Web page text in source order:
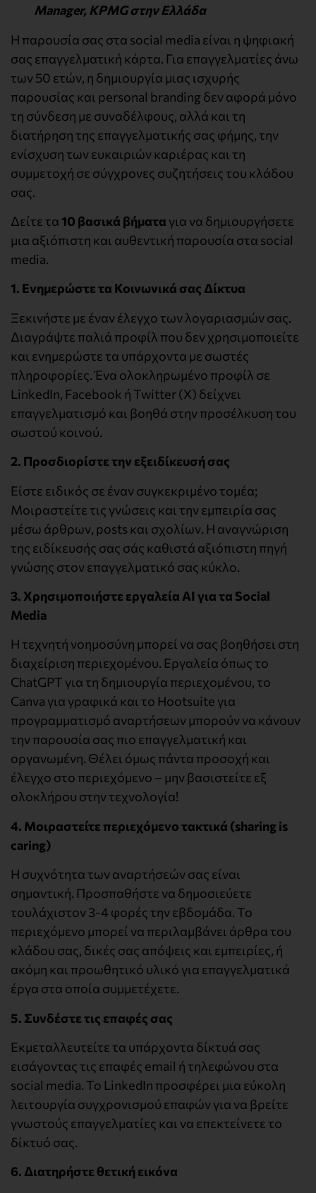
Manager, KPMG στην Ελλάδα
Η παρουσία σας στα social media είναι η ψηφιακή
σας επαγγελματική κάρτα. Για επαγγελματίες άνω
των 50 ετών, η δημιουργία μιας ισχυρής
παρουσίας και personal branding δεν αφορά μόνο
τη σύνδεση με συναδέλφους, αλλά και τη
διατήρηση της επαγγελματικής σας φήμης, την
ενίσχυση των ευκαιριών καριέρας και τη
συμμετοχή σε σύγχρονες συζητήσεις του κλάδου
σας.
Δείτε τα 10 βασικά βήματα για να δημιουργήσετε
μια αξιόπιστη και αυθεντική παρουσία στα social
media.
1. Ενημερώστε τα Κοινωνικά σας Δίκτυα
Ξεκινήστε με έναν έλεγχο των λογαριασμών σας.
Διαγράψτε παλιά προφίλ που δεν χρησιμοποιείτε
και ενημερώστε τα υπάρχοντα με σωστές
πληροφορίες. Ένα ολοκληρωμένο προφίλ σε
LinkedIn, Facebook ή Twitter (X) δείχνει
επαγγελματισμό και βοηθά στην προσέλκυση του
σωστού κοινού.
2. Προσδιορίστε την εξειδίκευσή σας
Είστε ειδικός σε έναν συγκεκριμένο τομέα;
Μοιραστείτε τις γνώσεις και την εμπειρία σας
μέσω άρθρων, posts και σχολίων. Η αναγνώριση
της ειδίκευσής σας σάς καθιστά αξιόπιστη πηγή
γνώσης στον επαγγελματικό σας κύκλο.
3. Χρησιμοποιήστε εργαλεία AI για τα Social
Media
Η τεχνητή νοημοσύνη μπορεί να σας βοηθήσει στη
διαχείριση περιεχομένου. Εργαλεία όπως το
ChatGPT για τη δημιουργία περιεχομένου, το
Canva για γραφικά και το Hootsuite για
προγραμματισμό αναρτήσεων μπορούν να κάνουν
την παρουσία σας πιο επαγγελματική και
οργανωμένη. Θέλει όμως πάντα προσοχή και
έλεγχο στο περιεχόμενο – μην βασιστείτε εξ
ολοκλήρου στην τεχνολογία!
4. Μοιραστείτε περιεχόμενο τακτικά (sharing is
caring)
Η συχνότητα των αναρτήσεών σας είναι
σημαντική. Προσπαθήστε να δημοσιεύετε
τουλάχιστον 3-4 φορές την εβδομάδα. Το
περιεχόμενο μπορεί να περιλαμβάνει άρθρα του
κλάδου σας, δικές σας απόψεις και εμπειρίες, ή
ακόμη και προωθητικό υλικό για επαγγελματικά
έργα στα οποία συμμετέχετε.
5. Συνδέστε τις επαφές σας
Εκμεταλλευτείτε τα υπάρχοντα δίκτυά σας
εισάγοντας τις επαφές email ή τηλεφώνου στα
social media. Το LinkedIn προσφέρει μια εύκολη
λειτουργία συγχρονισμού επαφών για να βρείτε
γνωστούς επαγγελματίες και να επεκτείνετε το
δίκτυό σας.
6. Διατηρήστε θετική εικόνα